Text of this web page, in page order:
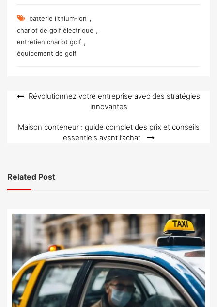
batterie lithium-ion ,
chariot de golf électrique ,
entretien chariot golf ,
équipement de golf
Navigation
l’article
Révolutionnez votre entreprise avec des stratégies
innovantes
Maison conteneur : guide complet des prix et conseils
essentiels avant l’achat
Related Post